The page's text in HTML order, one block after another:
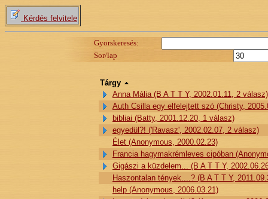
Kérdés felvitele
Gyorskeresés:
Sor/lap
Tárgy
Anna Mália (B A T T Y, 2002.01.11, 2 válasz)
Auth Csilla egy elfelejtett szó (Christy,
bibliai (Batty, 2001.12.20, 1 válasz)
egyedül?! ('Ravasz', 2002.02.07, 2 válasz)
Élet (Anonymous, 2000.02.23)
Francia hagymakrémleves cipóban
Gigászi a küzdelem... (B A T T Y,
Haszontalan tények....? (B A T T Y,
help (Anonymous, 2006.03.21)